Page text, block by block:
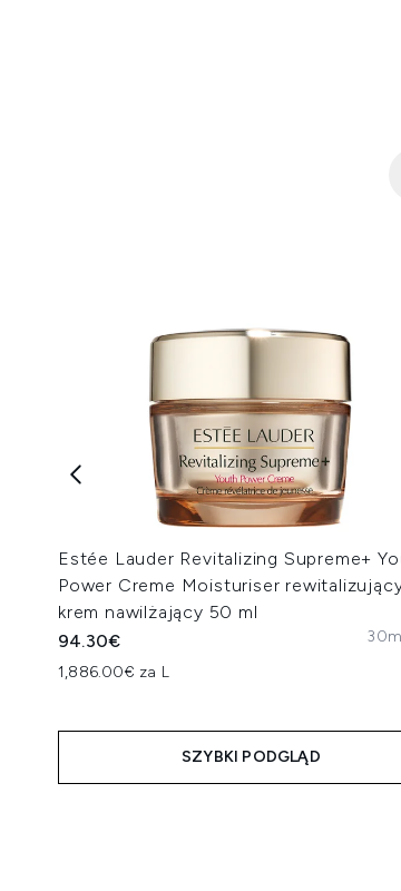
Estée Lauder Revitalizing Supreme+
Power Creme Moisturiser
krem nawilżający 50 ml
94.30€
1,886.00€ za L
SZYBKI PODGLĄD